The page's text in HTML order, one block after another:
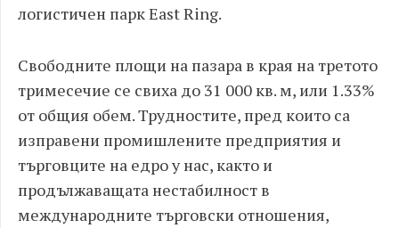
логистичен парк East Ring.
Свободните площи на пазара в края на третото
тримесечие се свиха до 31 000 кв. м, или 1.33%
от общия обем. Трудностите, пред които са
изправени промишлените предприятия и
търговците на едро у нас, както и
продължаващата нестабилност в
международните търговски отношения,